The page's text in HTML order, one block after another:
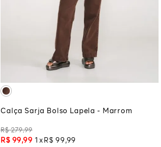
46
ADICIONAR À SACOLA
Calça Sarja Bolso Lapela - Marrom
R$ 279,99
R$ 99,99 1 R$ 99 ,99